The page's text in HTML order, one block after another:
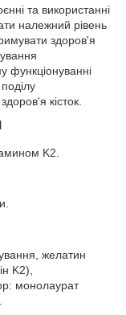
та використанні
належний рівень
здоров'я
функціонуванні
кісток.
K2.
желатин
K2),
монолаурат